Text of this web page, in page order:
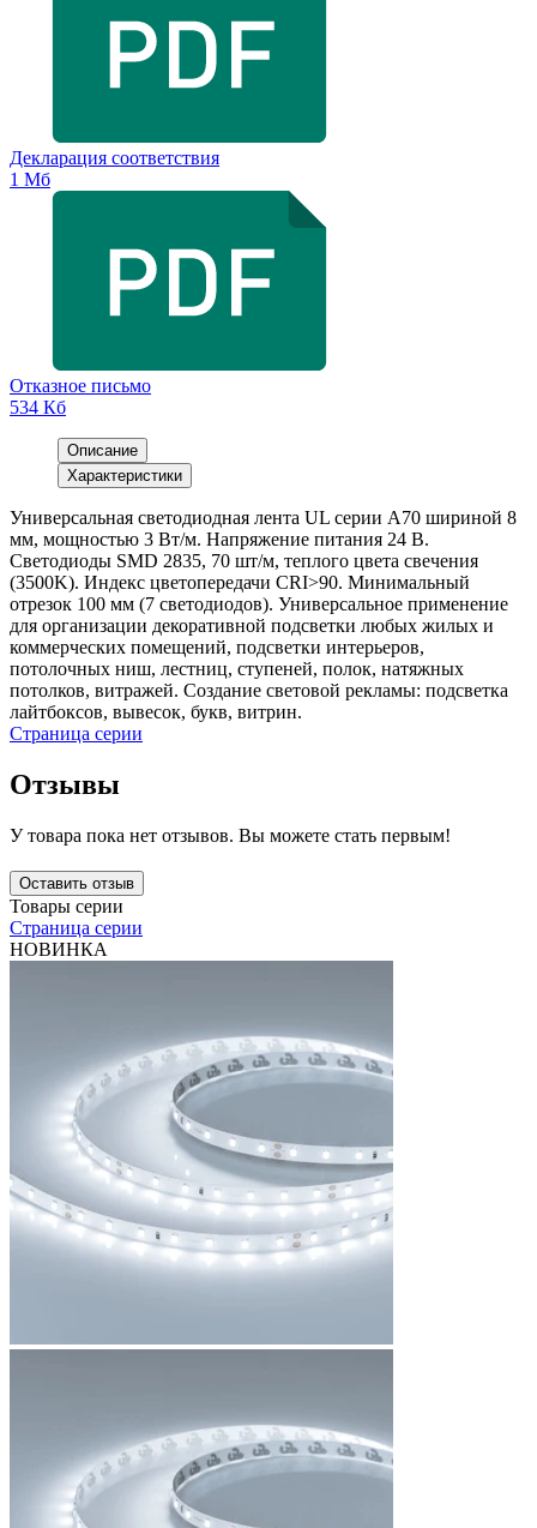
Декларация соответствия
1 Мб
Отказное письмо
534 Кб
Описание
Характеристики
Универсальная светодиодная лента UL серии A70 шириной 8
мм, мощностью 3 Вт/м. Напряжение питания 24 В.
Светодиоды SMD 2835, 70 шт/м, теплого цвета свечения
(3500K). Индекс цветопередачи CRI>90. Минимальный
отрезок 100 мм (7 светодиодов). Универсальное применение
для организации декоративной подсветки любых жилых и
коммерческих помещений, подсветки интерьеров,
потолочных ниш, лестниц, ступеней, полок, натяжных
потолков, витражей. Создание световой рекламы: подсветка
лайтбоксов, вывесок, букв, витрин.
Страница серии
Отзывы
У товара пока нет отзывов. Вы можете стать первым!
Оставить отзыв
Товары серии
Страница серии
НОВИНКА